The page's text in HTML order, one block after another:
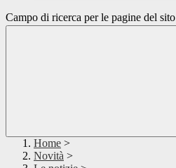
Campo di ricerca per le pagine del sito
Home >
Novità >